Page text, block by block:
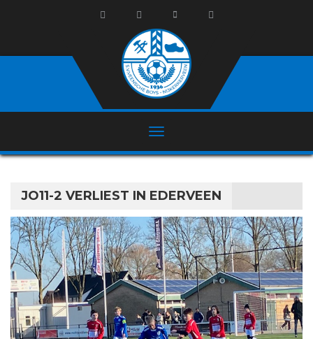
JO11-2 VERLIEST IN EDERVEEN